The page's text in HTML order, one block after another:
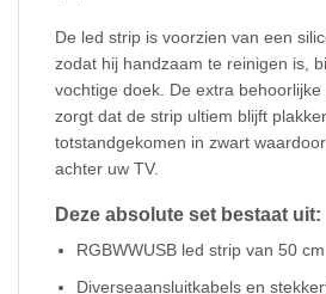
De led strip is voorzien van een
zodat hij handzaam te reinigen is,
vochtige doek. De extra
zorgt dat de strip ultiem blijft
totstandgekomen in zwart
achter uw TV.
Deze absolute set bestaat uit:
RGBWWUSB led strip van 50 cm
Diverseaansluitkabels en